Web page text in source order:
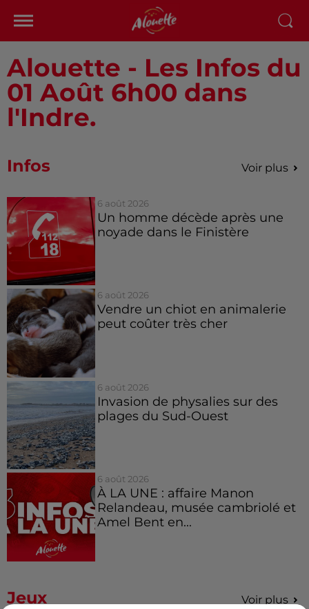
Alouette - Les Infos du
01 Août 6h00 dans
l'Indre.
Infos Voir plus
6 août 2026
Un homme décède après une
noyade dans le Finistère
6 août 2026
Vendre un chiot en animalerie
peut coûter très cher
6 août 2026
Invasion de physalies sur des
plages du Sud-Ouest
6 août 2026
À LA UNE : affaire Manon
Relandeau, musée cambriolé et
Amel Bent en...
Jeux Voir plus